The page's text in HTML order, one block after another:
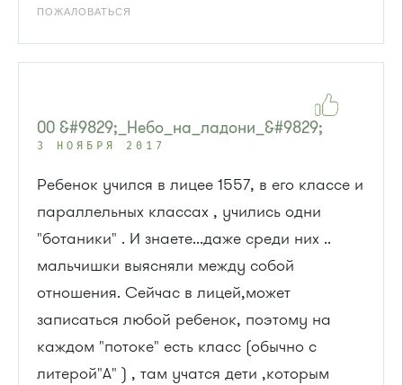
ПОЖАЛОВАТЬСЯ
00 &#9829;_Небо_на_ладони_&#9829;
3 НОЯБРЯ 2017
Ребенок учился в лицее 1557, в его классе и
параллельных классах , учились одни
"ботаники" . И знаете...даже среди них ..
мальчишки выясняли между собой
отношения. Сейчас в лицей,может
записаться любой ребенок, поэтому на
каждом "потоке" есть класс (обычно с
литерой"А" ) , там учатся дети ,которым